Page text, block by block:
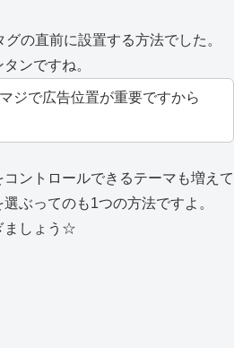
の直前に設置する方法でした。
ンですね。
ジで広告位置が重要ですから
ントロールできるテーマも増えて
ぶってのも1つの方法ですよ。
ましょう☆